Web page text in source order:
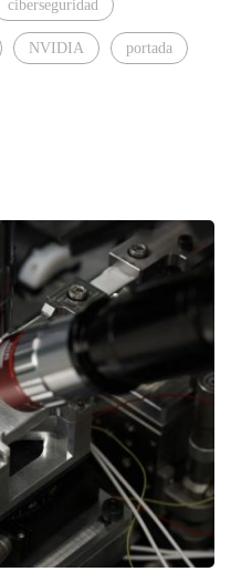
ciberseguridad
NVIDIA portada